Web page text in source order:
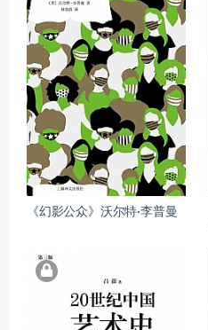
《幻影公众》沃尔特·李普曼